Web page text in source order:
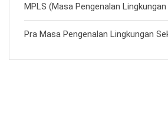
MPLS (Masa Pengenalan
Pra Masa Pengenalan Lingkungan